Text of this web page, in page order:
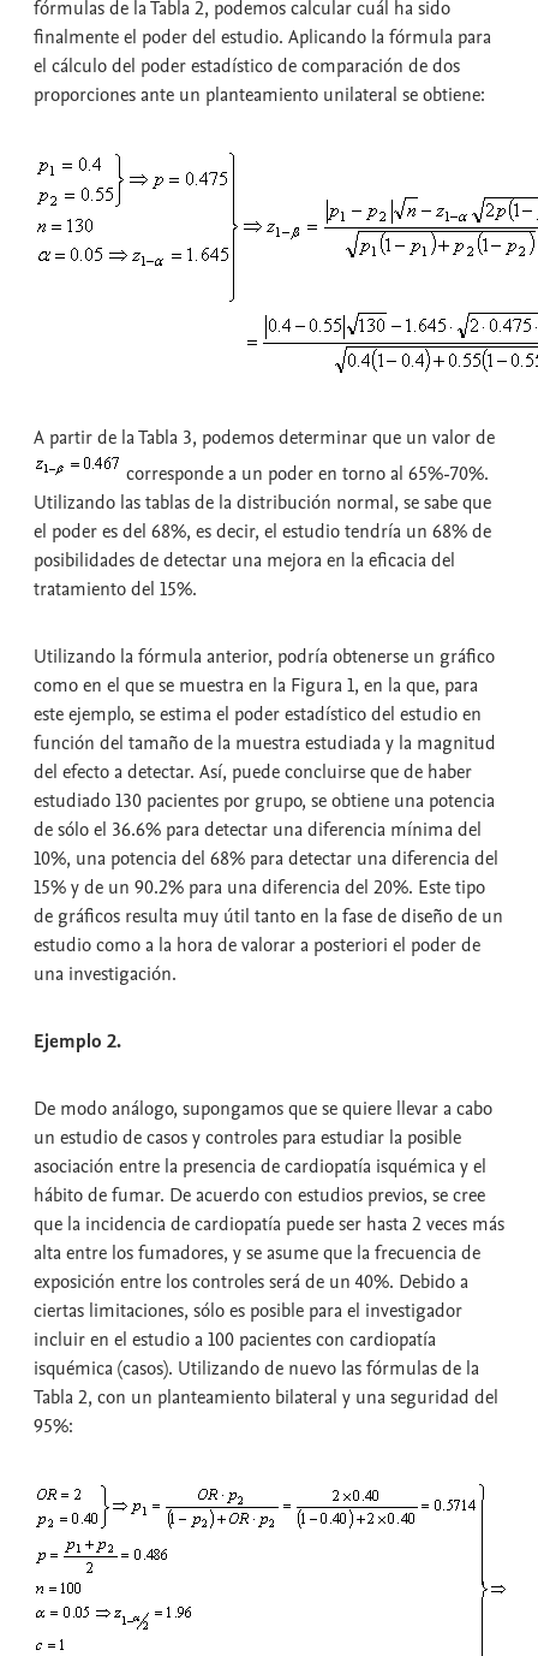
fórmulas de la Tabla 2, podemos calcular cuál ha sido
finalmente el poder del estudio. Aplicando la fórmula para
el cálculo del poder estadístico de comparación de dos
proporciones ante un planteamiento unilateral se obtiene:
A partir de la Tabla 3, podemos determinar que un valor de
corresponde a un poder en torno al 65%-70%.
Utilizando las tablas de la distribución normal, se sabe que
el poder es del 68%, es decir, el estudio tendría un 68% de
posibilidades de detectar una mejora en la eficacia del
tratamiento del 15%.
Utilizando la fórmula anterior, podría obtenerse un gráfico
como en el que se muestra en la Figura 1, en la que, para
este ejemplo, se estima el poder estadístico del estudio en
función del tamaño de la muestra estudiada y la magnitud
del efecto a detectar. Así, puede concluirse que de haber
estudiado 130 pacientes por grupo, se obtiene una potencia
de sólo el 36.6% para detectar una diferencia mínima del
10%, una potencia del 68% para detectar una diferencia del
15% y de un 90.2% para una diferencia del 20%. Este tipo
de gráficos resulta muy útil tanto en la fase de diseño de un
estudio como a la hora de valorar a posteriori el poder de
una investigación.
Ejemplo 2.
De modo análogo, supongamos que se quiere llevar a cabo
un estudio de casos y controles para estudiar la posible
asociación entre la presencia de cardiopatía isquémica y el
hábito de fumar. De acuerdo con estudios previos, se cree
que la incidencia de cardiopatía puede ser hasta 2 veces más
alta entre los fumadores, y se asume que la frecuencia de
exposición entre los controles será de un 40%. Debido a
ciertas limitaciones, sólo es posible para el investigador
incluir en el estudio a 100 pacientes con cardiopatía
isquémica (casos). Utilizando de nuevo las fórmulas de la
Tabla 2, con un planteamiento bilateral y una seguridad del
95%: